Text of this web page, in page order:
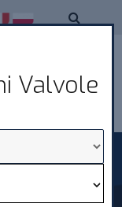
Valvole
MENU